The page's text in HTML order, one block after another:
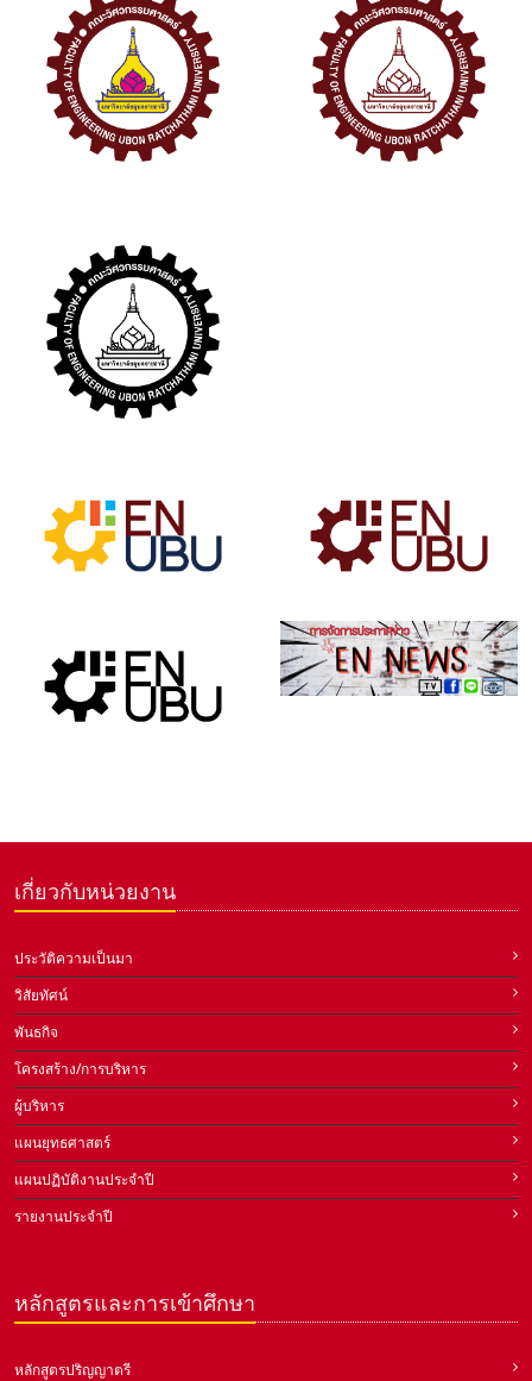
เกี่ยวกับหน่วยงาน
ประวัติความเป็นมา
วิสัยทัศน์
พันธกิจ
โครงสร้าง/การบริหาร
ผู้บริหาร
แผนยุทธศาสตร์
แผนปฏิบัติงานประจำปี
รายงานประจำปี
หลักสูตรและการเข้าศึกษา
หลักสูตรปริญญาตรี